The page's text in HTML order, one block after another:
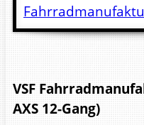
VSF
AXS 12-Gang)